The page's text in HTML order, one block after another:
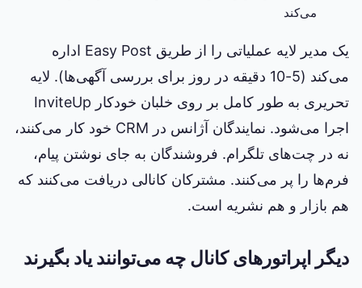
می‌کند
یک مدیر لایه عملیاتی را از طریق Easy Post اداره
می‌کند (5-10 دقیقه در روز برای بررسی آگهی‌ها). لایه
تحریری به طور کامل بر روی خلبان خودکار InviteUp
اجرا می‌شود. نمایندگان آژانس در CRM خود کار می‌کنند،
نه در چت‌های تلگرام. فروشندگان به جای نوشتن پیام،
فرم‌ها را پر می‌کنند. مشترکان کانالی دریافت می‌کنند که
هم بازار و هم نشریه است.
دیگر اپراتورهای کانال چه می‌توانند یاد بگیرند